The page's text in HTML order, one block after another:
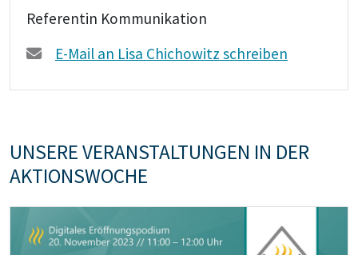
Referentin Kommunikation
E-Mail an Lisa Chichowitz schreiben
UNSERE VERANSTALTUNGEN IN DER
AKTIONSWOCHE
Teaser: Digitales Eröffnungspodium